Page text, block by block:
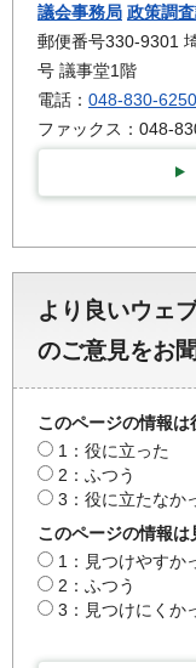
議会事務局 政策調
郵便番号330-9301
号 議事堂1階
電話： 048-830-6250
ファックス：048-
より良いウェ
のご意見をお
このページの情報は
1：役に立った
2：ふつう
3：役に立たなか
このページの情報は
1：見つけやすか
2：ふつう
3：見つけにくか